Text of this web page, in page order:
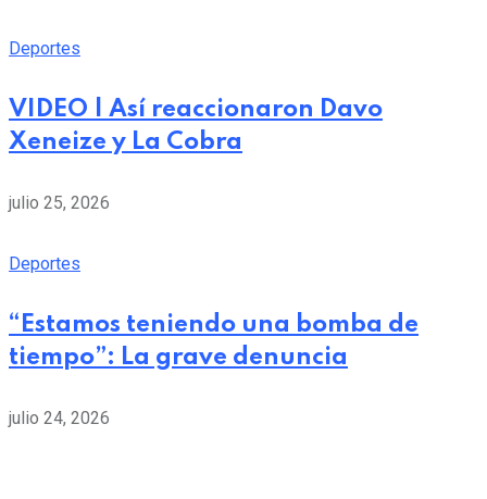
Deportes
VIDEO | Así reaccionaron Davo
Xeneize y La Cobra
julio 25, 2026
Deportes
“Estamos teniendo una bomba de
tiempo”: La grave denuncia
julio 24, 2026